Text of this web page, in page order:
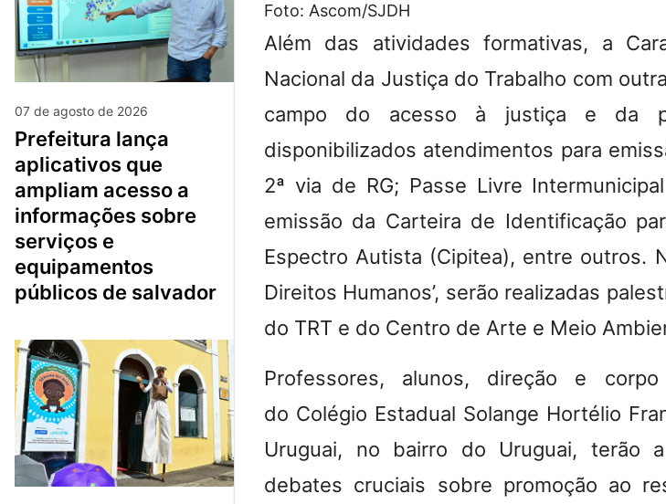
07 de agosto de 2026
prefeitura lança
aplicativos que
ampliam acesso a
informações sobre
serviços e
equipamentos
públicos de salvador
Foto: Ascom/SJDH
Além das atividades formativas, a
Nacional da Justiça do Trabalho com
campo do acesso à justiça e da
disponibilizados atendimentos para
2ª via de RG; Passe Livre
emissão da Carteira de Identificação
Espectro Autista (Cipitea), entre outros.
Direitos Humanos’, serão realizadas
do TRT e do Centro de Arte e Meio
Professores, alunos, direção e
do Colégio Estadual Solange Hortélio
Uruguai, no bairro do Uruguai, terão
debates cruciais sobre promoção ao